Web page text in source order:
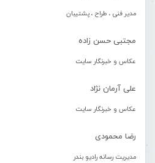
مدیر فنی ، طراح ، پشتیبان
مجتبی حسن زاده
عکاس و خبرنگار سایت
علی آرمان نژاد
عکاس و خبرنگار سایت
رضا محمودی
مدیریت رسانه رادیو بندر